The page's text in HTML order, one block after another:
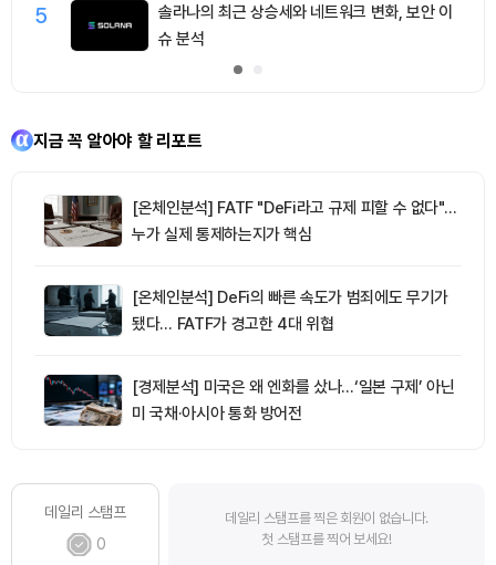
5
솔라나의 최근 상승세와 네트워크 변화, 보안 이
슈 분석
지금 꼭 알아야 할 리포트
[온체인분석] FATF "DeFi라고 규제 피할 수 없다"…
누가 실제 통제하는지가 핵심
[온체인분석] DeFi의 빠른 속도가 범죄에도 무기가
됐다… FATF가 경고한 4대 위협
[경제분석] 미국은 왜 엔화를 샀나…‘일본 구제’ 아닌
미 국채·아시아 통화 방어전
데일리 스탬프
0
데일리 스탬프를 찍은 회원이 없습니다.
첫 스탬프를 찍어 보세요!